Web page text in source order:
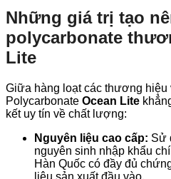
Những giá trị tạo
polycarbonate
Lite
Giữa hàng loạt các thương
Polycarbonate Ocean Lite
kết uy tín về chất lượng:
Nguyên liệu cao cấp: Sử
nguyên sinh nhập khẩu
Hàn Quốc có đầy đủ